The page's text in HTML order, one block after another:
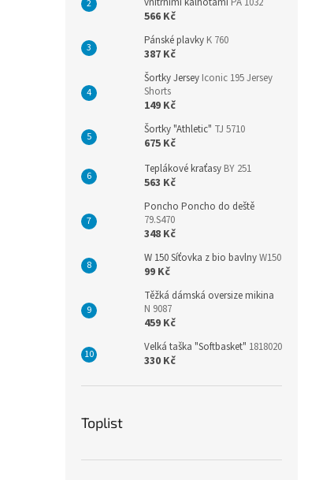
566 Kč
Pánské plavky K 760
387 Kč
Šortky Jersey Iconic 195 Jersey
Shorts
149 Kč
Šortky "Athletic" TJ 5710
675 Kč
Teplákové kraťasy BY 251
563 Kč
Poncho Poncho do deště
79.S470
348 Kč
W 150 Síťovka z bio bavlnyW150
99 Kč
Těžká dámská oversize mikina
N 9087
459 Kč
Velká taška "Softbasket" 1818020
330 Kč
Toplist